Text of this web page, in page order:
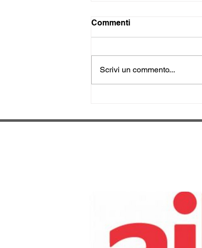
21.-22.02.2026
Commenti
Scrivi un commento...